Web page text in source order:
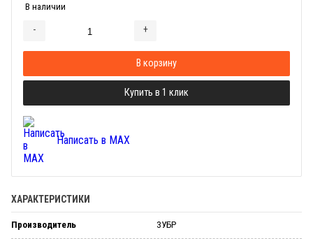
В наличии
- +
В корзину
Купить в 1 клик
Написать в MAX
ХАРАКТЕРИСТИКИ
Производитель ЗУБР